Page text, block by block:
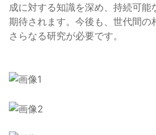
成に対する知識を深め、持続可
期待されます。今後も、世代間の
さらなる研究が必要です。